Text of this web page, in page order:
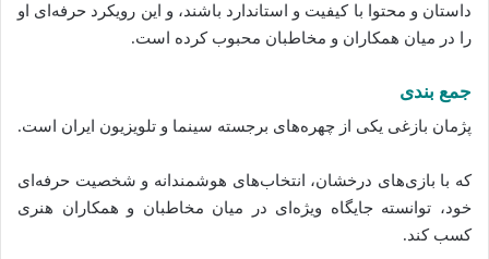
داستان و محتوا با کیفیت و استاندارد باشند، و این رویکرد حرفه‌ای او
را در میان همکاران و مخاطبان محبوب کرده است.
جمع‌ بندی
پژمان بازغی یکی از چهره‌های برجسته سینما و تلویزیون ایران است.
که با بازی‌های درخشان، انتخاب‌های هوشمندانه و شخصیت حرفه‌ای
خود، توانسته جایگاه ویژه‌ای در میان مخاطبان و همکاران هنری
کسب کند.